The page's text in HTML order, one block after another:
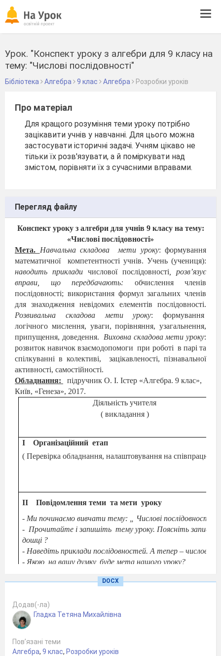
Урок. "Конспект уроку з алгебри для 9 класу на
тему: "Числові послідовності"
Бібліотека Алгебра 9 клас Алгебра Розробки уроків
Про матеріал
Для кращого розуміння теми уроку потрібно
зацікавити учнів у навчанні. Для цього можна
застосувати історичні задачі. Учням цікаво не
тільки їх розв'язувати, а й поміркувати над
змістом, порівняти їх з сучасними вправами.
Перегляд файлу
Конспект уроку з алгебри для учнів 9 класу на тему:
«Числові послідовності»
Мета. Навчальна складова мети уроку: формування
математичної
компетентності учнів. Учень (учениця):
наводить приклади числової послідовності , розв’язує
вправи, що передбачають:
обчислення членів
послідовності; використання формул загальних членів
для знаходження невідомих елементів послідовності.
Розвивальна складова мети уроку: формування
логічного мислення, уваги, порівняння, узагальнення,
припущення, доведення.
Виховна складова мети уроку:
розвиток навичок взаємодопомоги при роботі в парі та
спілкуванні в колективі,
зацікавленості, пізнавальної
активності, самостійності.
Обладнання:
підручник О. І. Істер «Алгебра. 9 клас»,
Київ, «Генеза», 2017.
Діяльність учителя
( викладання )
І Організаційний етап
( Перевірка обладнання, налаштовування на співпрацю)
ІІ Повідомлення теми та мети уроку
- Ми починаємо вивчати тему: „ Числові послідовності ”.
- Прочитайте і запишіть тему уроку. Поясніть запис на
дошці ?
- Наведіть приклади послідовностей. А тепер – числових.
- Якою, на вашу думку, буде мета нашого уроку?
як числова послідовність та її властивості, будете
розв’язуванні вправ.
ІІІ
Мотивація вивчення нової теми
давно, наведу вам декілька прикладів.
Одна із найдавніших задач даної теми, яка зараз
DOCX
Додав(-ла)
Гладка Тетяна Михайлівна
Пов’язані теми
Алгебра, 9 клас, Розробки уроків